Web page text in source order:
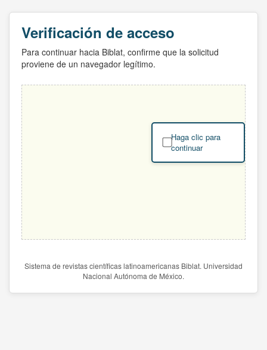
Verificación de acceso
Para continuar hacia Biblat, confirme que la solicitud
proviene de un navegador legítimo.
Haga clic para
continuar
Sistema de revistas científicas latinoamericanas Biblat. Universidad
Nacional Autónoma de México.